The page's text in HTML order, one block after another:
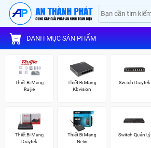
DANH MỤC SẢN PHẨM
Thiết Bị Mạng
Ruijie
Thiết Bị Mạng
Kbvision
Switch Draytek
Thiết Bị Mạng
Draytek
Thiết Bị Mạng
Netis
Switch Quản Lý